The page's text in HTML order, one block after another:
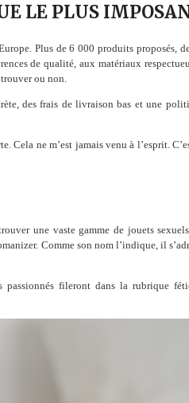
LE PLUS
Plus de 6 000 produits proposés,
de qualité, aux matériaux
ou non.
des frais de livraison bas et une
Cela ne m’est jamais venu à l’esprit.
une vaste gamme de jouets
Comme son nom l’indique, il
fileront dans la rubrique